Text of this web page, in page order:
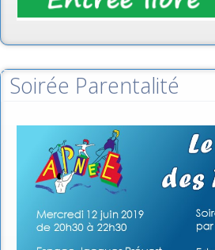
Soirée Parentalité